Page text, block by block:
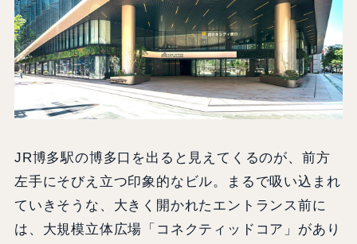
JR博多駅の博多口を出ると見えてくるのが、前方
左手にそびえ立つ印象的なビル。まるで吸い込まれ
ていきそうな、大きく開かれたエントランス前に
は、大規模立体広場「コネクティッドコア」があり